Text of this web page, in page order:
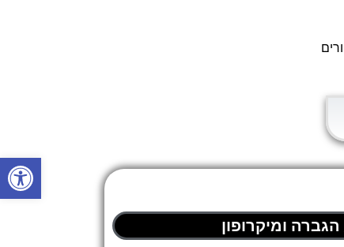
ומיקרופון
פתח